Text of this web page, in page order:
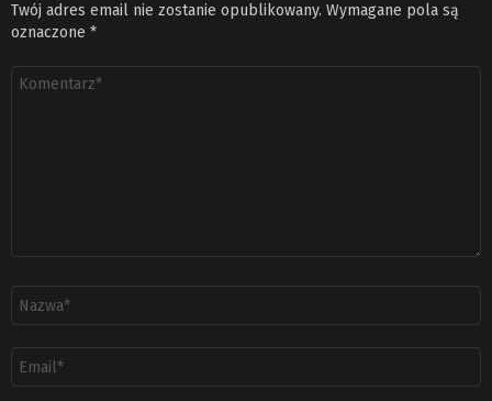
Twój adres email nie zostanie opublikowany. Wymagane pola są
oznaczone *
Komentarz
email
*